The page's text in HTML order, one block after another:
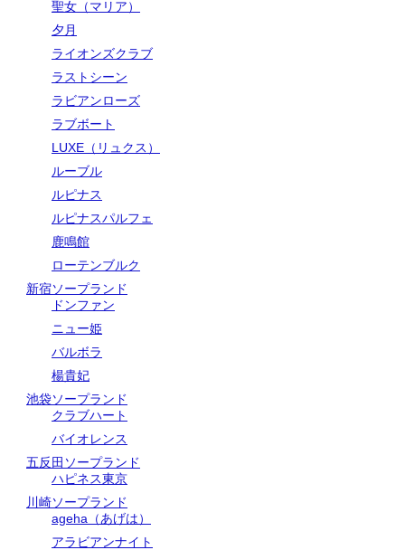
聖女（マリア）
夕月
ライオンズクラブ
ラストシーン
ラビアンローズ
ラブボート
LUXE（リュクス）
ルーブル
ルピナス
ルピナスパルフェ
鹿鳴館
ローテンブルク
新宿ソープランド
ドンファン
ニュー姫
バルボラ
楊貴妃
池袋ソープランド
クラブハート
バイオレンス
五反田ソープランド
ハピネス東京
川崎ソープランド
ageha（あげは）
アラビアンナイト